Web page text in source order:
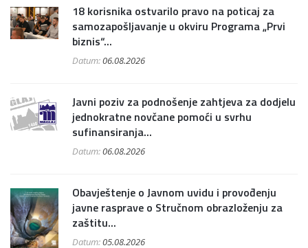
18 korisnika ostvarilo pravo na poticaj za
samozapošljavanje u okviru Programa „Prvi
biznis“...
Datum:06.08.2026
Javni poziv za podnošenje zahtjeva za dodjelu
jednokratne novčane pomoći u svrhu
sufinansiranja...
Datum:06.08.2026
Obavještenje o Javnom uvidu i provođenju
javne rasprave o Stručnom obrazloženju za
zaštitu...
Datum:05.08.2026